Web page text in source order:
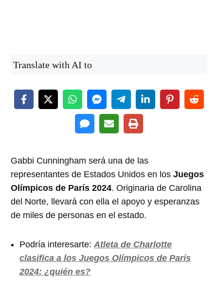
Translate with AI to
Gabbi Cunningham será una de las
representantes de Estados Unidos en losJuegos
Olímpicos de París 2024. Originaria de Carolina
del Norte, llevará con ella el apoyo y esperanzas
de miles de personas en el estado.
Podría interesarte:Atleta de Charlotte
clasifica a los Juegos Olímpicos de París
2024: ¿quién es?